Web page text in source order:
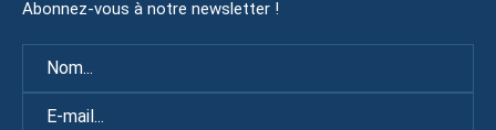
Abonnez-vous à notre newsletter !